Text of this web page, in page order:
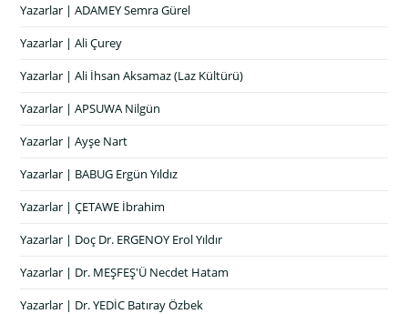
Yazarlar | ADAMEY Semra Gürel
Yazarlar | Ali Çurey
Yazarlar | Ali İhsan Aksamaz (Laz Kültürü)
Yazarlar | APSUWA Nilgün
Yazarlar | Ayşe Nart
Yazarlar | BABUG Ergün Yıldız
Yazarlar | ÇETAWE İbrahim
Yazarlar | Doç Dr. ERGENOY Erol Yıldır
Yazarlar | Dr. MEŞFEŞ'Ü Necdet Hatam
Yazarlar | Dr. YEDİC Batıray Özbek